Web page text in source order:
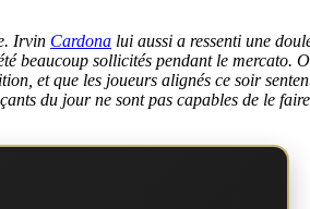
Irvin Cardona lui aussi a ressenti une
sollicités pendant le mercato.
et que les joueurs alignés ce soir
du jour ne sont pas capables de le